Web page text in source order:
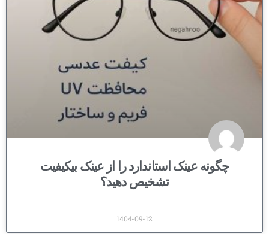
چگونه عینک استاندارد را از عینک بیکیفیت
تشخیص دهید؟
1404-09-12